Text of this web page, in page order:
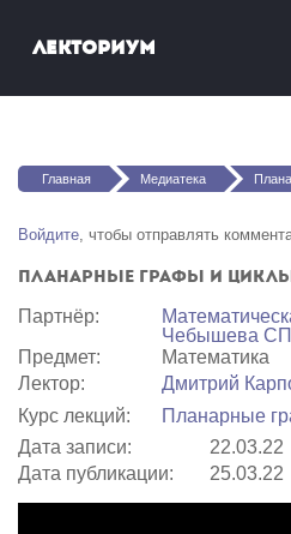
Лекториум
Вы здесь
Главная Медиатека
Войдите, чтобы отправлять
Планарные графы и
Партнёр:
Чебышева
Предмет:
Математика
Лектор:
Дмитрий
Курс лекций:
Планарные
Дата записи:
22.03.22
Дата публикации:
25.03.22